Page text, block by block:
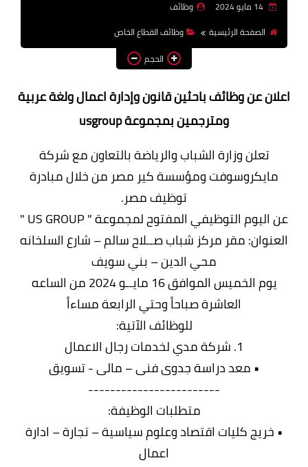
بالجامعات والمعاهد
اخبار
14 مايو 2024
وظائف
الصفحة الرئيسية
وظائف القطاع الخاص
الحجم
اعلان عن وظائف باحثين قانون وإدارة اعمال ولغة عربية
ومترجمين بمجموعة usgroup
تعلن وزارة الشباب والرياضة بالتعاون مع شركة
مايكروسوفت ومؤسسة كير مصر من خلال مبادرة
توظيف مصر.
عن اليوم التوظيفي المفتوح لمجموعة " US GROUP "
العنوان: مقر مركز شباب صــلاح سالم – شارع السلخانه
محي الدين – بني سويف
يوم الخميس الموافق 16 مايــو 2024 من الساعه
العاشرة صباحاً وحتي الرابعة مساءاً
للوظائف الآتية:
1. شركة مدي لخدمات رجال الاعمال
• معد دراسة جدوى فنى – مالى - تسويق
------------------------
متطلبات الوظيفة:
• خريج كليات اقتصاد وعلوم سياسية – تجارة – ادارة
اعمال